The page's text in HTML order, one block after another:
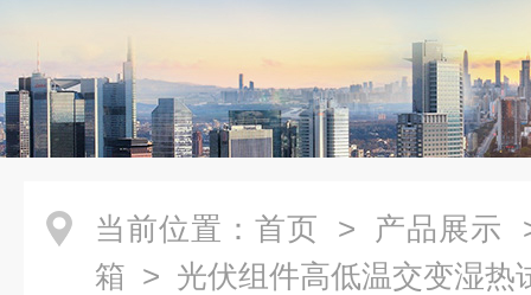
当前位置： 首页 > 产品展示
箱 > 光伏组件高低温交变湿热